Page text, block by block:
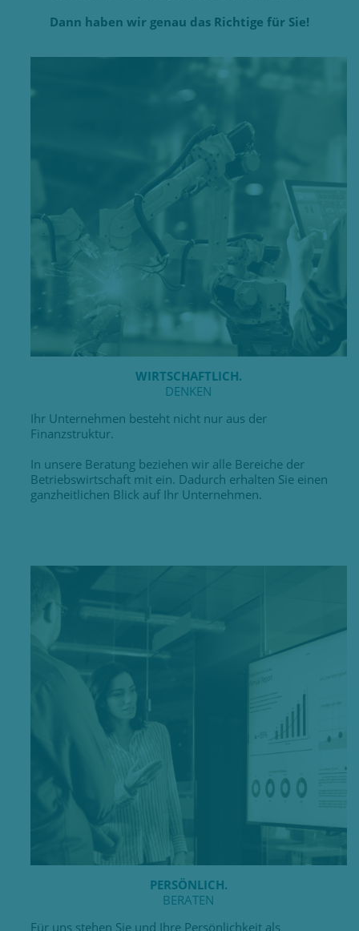
Dann haben wir genau das Richtige für Sie!
WIRTSCHAFTLICH.
DENKEN
Ihr Unternehmen besteht nicht nur aus der
Finanzstruktur.
In unsere Beratung beziehen wir alle Bereiche der
Betriebswirtschaft mit ein. Dadurch erhalten Sie einen
ganzheitlichen Blick auf Ihr Unternehmen.
PERSÖNLICH.
BERATEN
Für uns stehen Sie und Ihre Persönlichkeit als